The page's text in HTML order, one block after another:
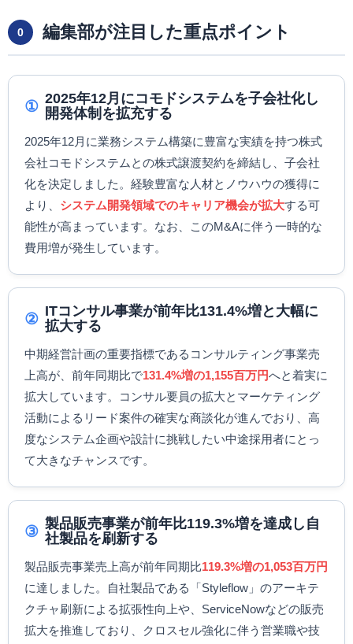
0 編集部が注目した重点ポイント
① 2025年12月にコモドシステムを子会社化し
開発体制を拡充する
2025年12月に業務システム構築に豊富な実績を持つ株式
会社コモドシステムとの株式譲渡契約を締結し、子会社
化を決定しました。経験豊富な人材とノウハウの獲得に
より、 システム開発領域でのキャリア機会が拡大する可
能性が高まっています。なお、このM&Aに伴う一時的な
費用増が発生しています。
② ITコンサル事業が前年比131.4%増と大幅に
拡大する
中期経営計画の重要指標であるコンサルティング事業売
上高が、前年同期比で131.4%増の1,155百万円へと着実に
拡大しています。コンサル要員の拡大とマーケティング
活動によるリード案件の確実な商談化が進んでおり、高
度なシステム企画や設計に挑戦したい中途採用者にとっ
て大きなチャンスです。
③ 製品販売事業が前年比119.3%増を達成し自
社製品を刷新する
製品販売事業売上高が前年同期比119.3%増の1,053百万円
に達しました。自社製品である「Styleflow」のアーキテ
クチャ刷新による拡張性向上や、ServiceNowなどの販売
拡大を推進しており、クロスセル強化に伴う営業職や技